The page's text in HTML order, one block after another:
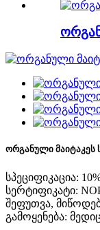
ორგანული მაიტაკეს
სპეციფიკაცია:
სერტიფიკატი:
შეფუთვა,
გამოყენება: